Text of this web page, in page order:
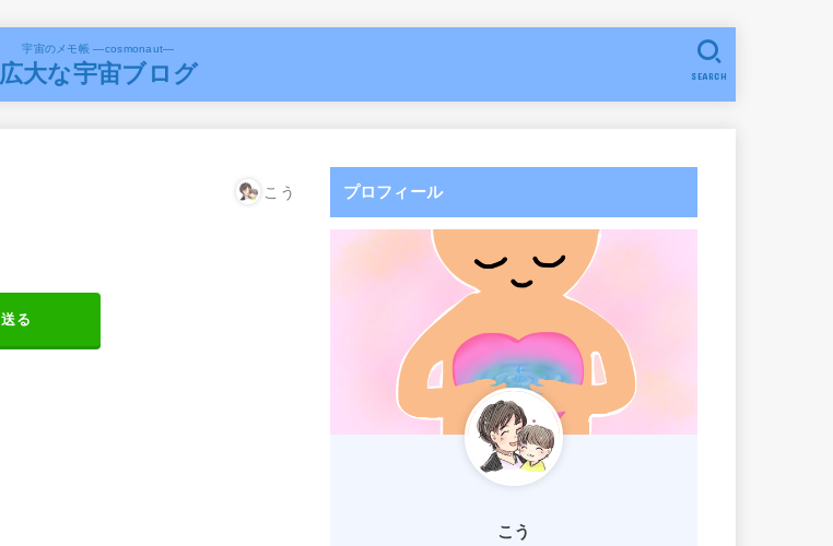
宇宙のメモ帳 ―cosmonaut―
広大な宇宙ブログ SEARCH
こう
送る
プロフィール
こう